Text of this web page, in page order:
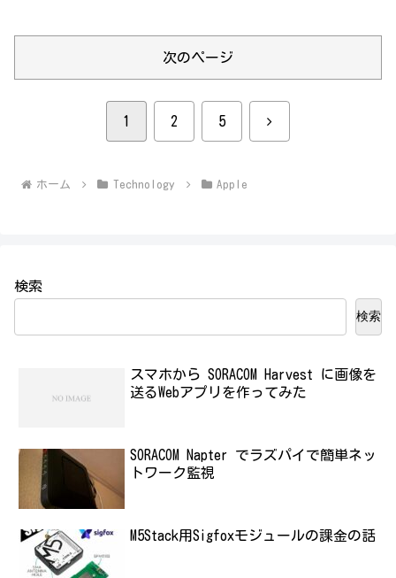
次のページ
1 2 5 次
ホーム Technology Apple
検索
検索
スマホから SORACOM Harvest に画像を
送るWebアプリを作ってみた
SORACOM Napter でラズパイで簡単ネッ
トワーク監視
M5Stack用Sigfoxモジュールの課金の話